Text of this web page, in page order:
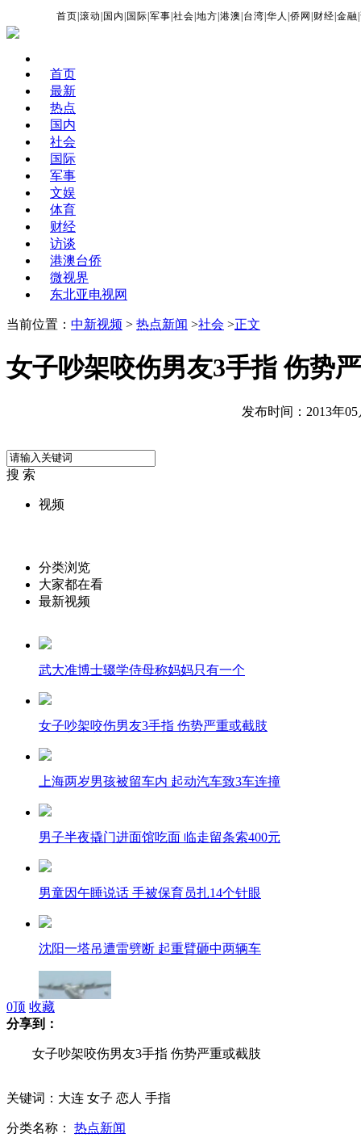
首页 |滚动 国内 国际 |军事 |社会 |地方 |港澳 台湾 |华人 |侨网 财经 |金融 |
首页
最新
热点
国内
社会
国际
军事
文娱
体育
财经
访谈
港澳台侨
微视界
东北亚电视网
当前位置： 中新视频 > 热点新闻 >社会 >正文
女子吵架咬伤男友3手指 伤势
发布时间：2013年05
搜 索
视频
分类浏览
大家都在看
最新视频
武大准博士辍学侍母称妈妈只有一个
女子吵架咬伤男友3手指 伤势严重或截肢
上海两岁男孩被留车内 起动汽车致3车连撞
男子半夜撬门进面馆吃面 临走留条索400元
男童因午睡说话 手被保育员扎14个针眼
沈阳一塔吊遭雷劈断 起重臂砸中两辆车
日拟向印度出口水上飞机 日媒称为牵制中国
0顶 收藏
分享到：
女子吵架咬伤男友3手指 伤势严重或截肢
关键词：大连 女子 恋人 手指
分类名称： 热点新闻